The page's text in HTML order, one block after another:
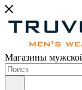
Магазины